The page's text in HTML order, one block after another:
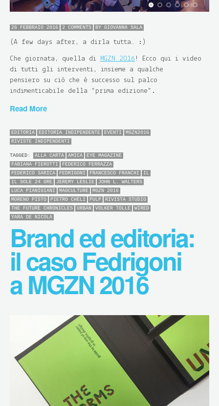
26 FEBBRAIO 2016 2 COMMENTS BY GIOVANNA SALA
(A few days after, a dirla tutta… :)
Che giornata, quella di MGZN 2016 ! Ecco qui i video
di tutti gli interventi, insieme a qualche
pensiero su ciò che è successo sul palco
indimenticabile della “prima edizione”.
Read More
EDITORIA EDITORIA INDIPENDENTE EVENTI
MGZN2016
RIVISTE INDIPENDENTI
TAGGED: ALLA CARTA AMICA
EYE MAGAZINE
FABIANA FIEROTTI
FEDERICO FERRAZZA
FEDERICO SARICA
FEDRIGONI FRANCESCO FRANCHI
IL
IL SOLE 24 ORE
JEREMY LESLIE
JOHN L. WALTERS
LUCA PIANIGIANI
MAGCULTURE
MGZN 2016
MORENO PISTO
PIETRO CHELI PULP
RIVISTA STUDIO
THE FUTURE CHRONICLES
URBAN VOLKER TOLLE
WIRED
YARA DE NICOLA
Brand ed editoria:
il caso Fedrigoni
a MGZN 2016